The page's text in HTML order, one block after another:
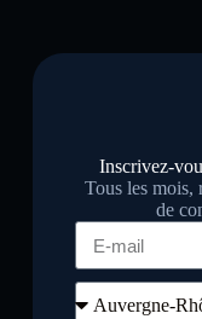
Inscrivez-
Tous les mois,
de